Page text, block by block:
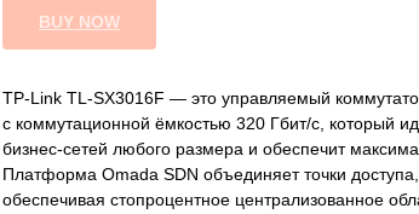
BUY NOW
TP-Link TL-SX3016F — это управляемый
с коммутационной ёмкостью 320 Гбит/с, который
бизнес‑сетей любого размера и обеспечит
Платформа Omada SDN объединяет точки
обеспечивая стопроцентное централизованное